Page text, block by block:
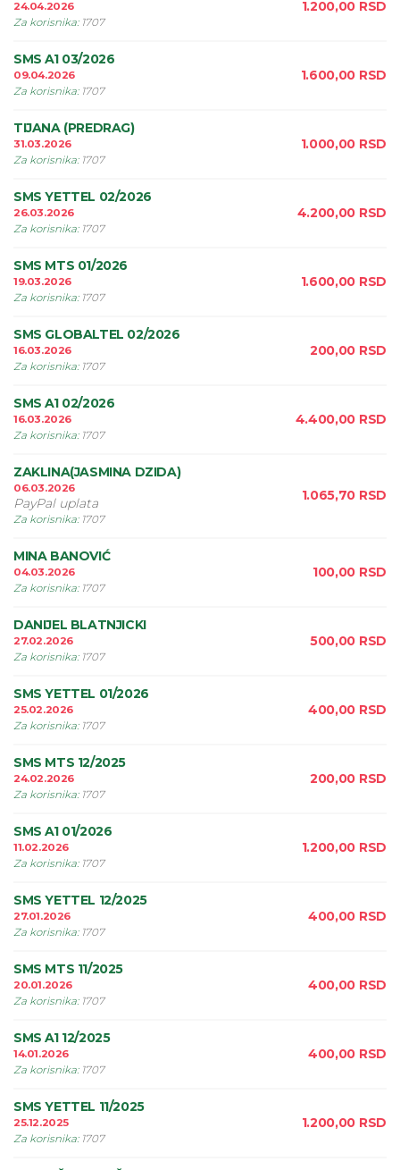
24.04.2026
Za korisnika: 1707
1.200,00 RSD
SMS A1 03/2026
09.04.2026
Za korisnika: 1707
1.600,00 RSD
TIJANA (PREDRAG)
31.03.2026
Za korisnika: 1707
1.000,00 RSD
SMS YETTEL 02/2026
26.03.2026
Za korisnika: 1707
4.200,00 RSD
SMS MTS 01/2026
19.03.2026
Za korisnika: 1707
1.600,00 RSD
SMS GLOBALTEL 02/2026
16.03.2026
Za korisnika: 1707
200,00 RSD
SMS A1 02/2026
16.03.2026
Za korisnika: 1707
4.400,00 RSD
ZAKLINA(JASMINA DZIDA)
06.03.2026
PayPal uplata
Za korisnika: 1707
1.065,70 RSD
MINA BANOVIĆ
04.03.2026
Za korisnika: 1707
100,00 RSD
DANIJEL BLATNJICKI
27.02.2026
Za korisnika: 1707
500,00 RSD
SMS YETTEL 01/2026
25.02.2026
Za korisnika: 1707
400,00 RSD
SMS MTS 12/2025
24.02.2026
Za korisnika: 1707
200,00 RSD
SMS A1 01/2026
11.02.2026
Za korisnika: 1707
1.200,00 RSD
SMS YETTEL 12/2025
27.01.2026
Za korisnika: 1707
400,00 RSD
SMS MTS 11/2025
20.01.2026
Za korisnika: 1707
400,00 RSD
SMS A1 12/2025
14.01.2026
Za korisnika: 1707
400,00 RSD
SMS YETTEL 11/2025
25.12.2025
Za korisnika: 1707
1.200,00 RSD